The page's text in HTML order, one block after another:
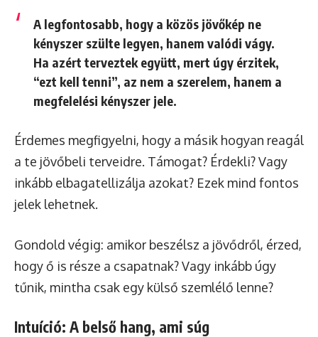
A legfontosabb, hogy a közös jövőkép ne
kényszer szülte legyen, hanem valódi vágy.
Ha azért terveztek együtt, mert úgy érzitek,
“ezt kell tenni”, az nem a szerelem, hanem a
megfelelési kényszer jele.
Érdemes megfigyelni, hogy a másik hogyan reagál
a te jövőbeli terveidre. Támogat? Érdekli? Vagy
inkább elbagatellizálja azokat? Ezek mind fontos
jelek lehetnek.
Gondold végig: amikor beszélsz a jövődről, érzed,
hogy ő is része a csapatnak? Vagy inkább úgy
tűnik, mintha csak egy külső szemlélő lenne?
Intuíció: A belső hang, ami súg